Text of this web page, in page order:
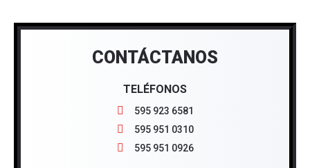
CONTÁCTANOS
TELÉFONOS
595 923 6581
595 951 0310
595 951 0926